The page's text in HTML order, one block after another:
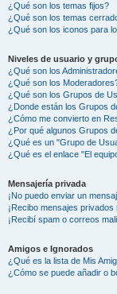
¿Qué son los temas fijos?
¿Qué son los temas
¿Qué son los iconos para
Niveles de usuario y
¿Qué son los
¿Qué son los
¿Qué son los Grupos de
¿Donde están los Grupos
¿Cómo me convierto en
¿Por qué algunos Grupos
¿Qué es un "Grupo de
¿Qué es el enlace "El
Mensajería privada
¡No puedo enviar un
¡Recibo mensajes privados
¡Recibí spam o correos
Amigos e Ignorados
¿Qué es la lista de Mis
¿Cómo se puede añadir o